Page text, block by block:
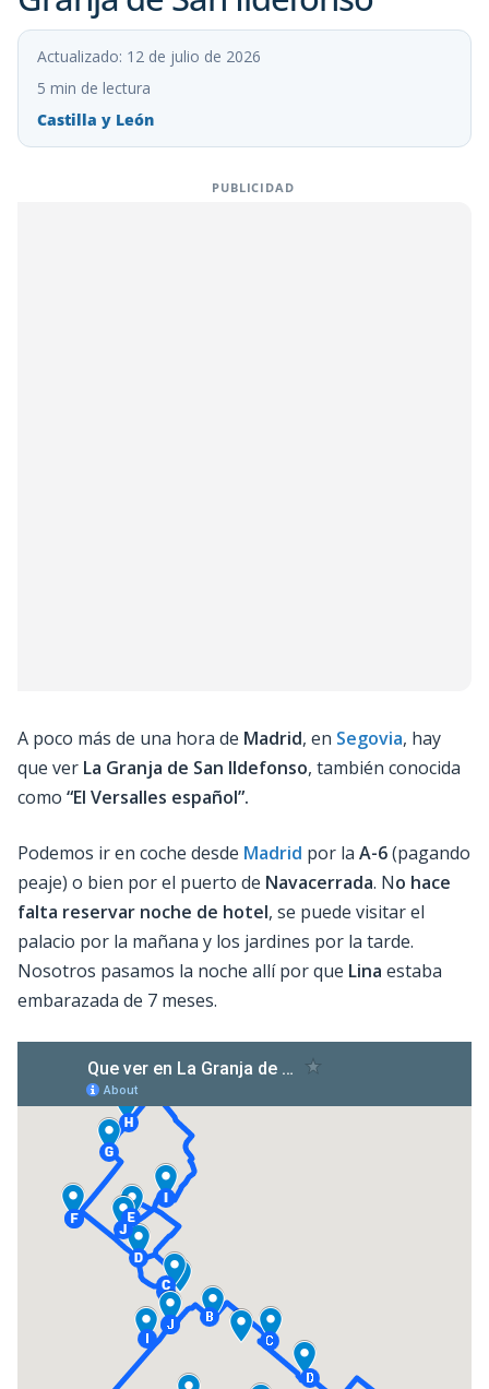
Actualizado: 12 de julio de 2026
5 min de lectura
Castilla y León
PUBLICIDAD
A poco más de una hora de Madrid, en Segovia, hay
que ver La Granja de San Ildefonso, también conocida
como “El Versalles español”.
Podemos ir en coche desde Madrid por la A-6(pagando
peaje) o bien por el puerto de Navacerrada. No hace
falta reservar noche de hotel, se puede visitar el
palacio por la mañana y los jardines por la tarde.
Nosotros pasamos la noche allí por que Lina estaba
embarazada de 7 meses.